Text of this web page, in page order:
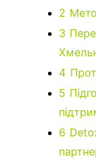
2
3
4
5
6